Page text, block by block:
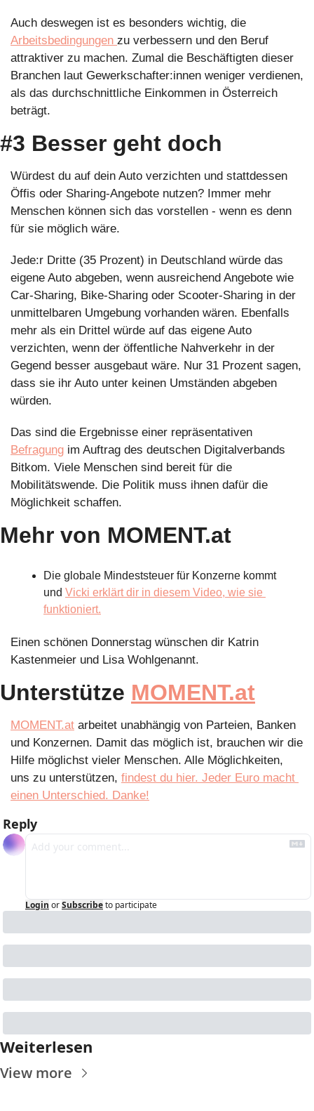
Arbeitsbedingungen zu verbessern und den Beruf
attraktiver zu machen. Zumal die Beschäftigten dieser
Branchen laut Gewerkschafter:innen weniger verdienen,
als das durchschnittliche Einkommen in Österreich
beträgt.
#3 Besser geht doch
Würdest du auf dein Auto verzichten und stattdessen
Öffis oder Sharing-Angebote nutzen? Immer mehr
Menschen können sich das vorstellen - wenn es denn
für sie möglich wäre.
Jede:r Dritte (35 Prozent) in Deutschland würde das
eigene Auto abgeben, wenn ausreichend Angebote wie
Car-Sharing, Bike-Sharing oder Scooter-Sharing in der
unmittelbaren Umgebung vorhanden wären. Ebenfalls
mehr als ein Drittel würde auf das eigene Auto
verzichten, wenn der öffentliche Nahverkehr in der
Gegend besser ausgebaut wäre. Nur 31 Prozent sagen,
dass sie ihr Auto unter keinen Umständen abgeben
würden.
Befragung im Auftrag des deutschen Digitalverbands
Bitkom. Viele Menschen sind bereit für die
Mobilitätswende. Die Politik muss ihnen dafür die
Möglichkeit schaffen.
Mehr von MOMENT.at
Die globale Mindeststeuer für Konzerne kommt
und Vicki erklärt dir in diesem Video, wie sie
funktioniert.
Einen schönen Donnerstag wünschen dir Katrin
Kastenmeier und Lisa Wohlgenannt.
Unterstütze MOMENT.at
MOMENT.at arbeitet unabhängig von Parteien, Banken
und Konzernen. Damit das möglich ist, brauchen wir die
Hilfe möglichst vieler Menschen. Alle Möglichkeiten,
uns zu unterstützen, findest du hier. Jeder Euro macht
einen Unterschied. Danke!
Reply
Login orSubscribeto participate
Weiterlesen
View more